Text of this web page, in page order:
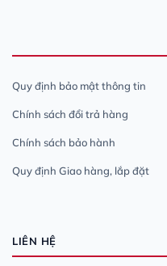
Quy định bảo mật thông tin
Chính sách đổi trả hàng
Chính sách bảo hành
Quy định Giao hàng, lắp đặt
LIÊN HỆ